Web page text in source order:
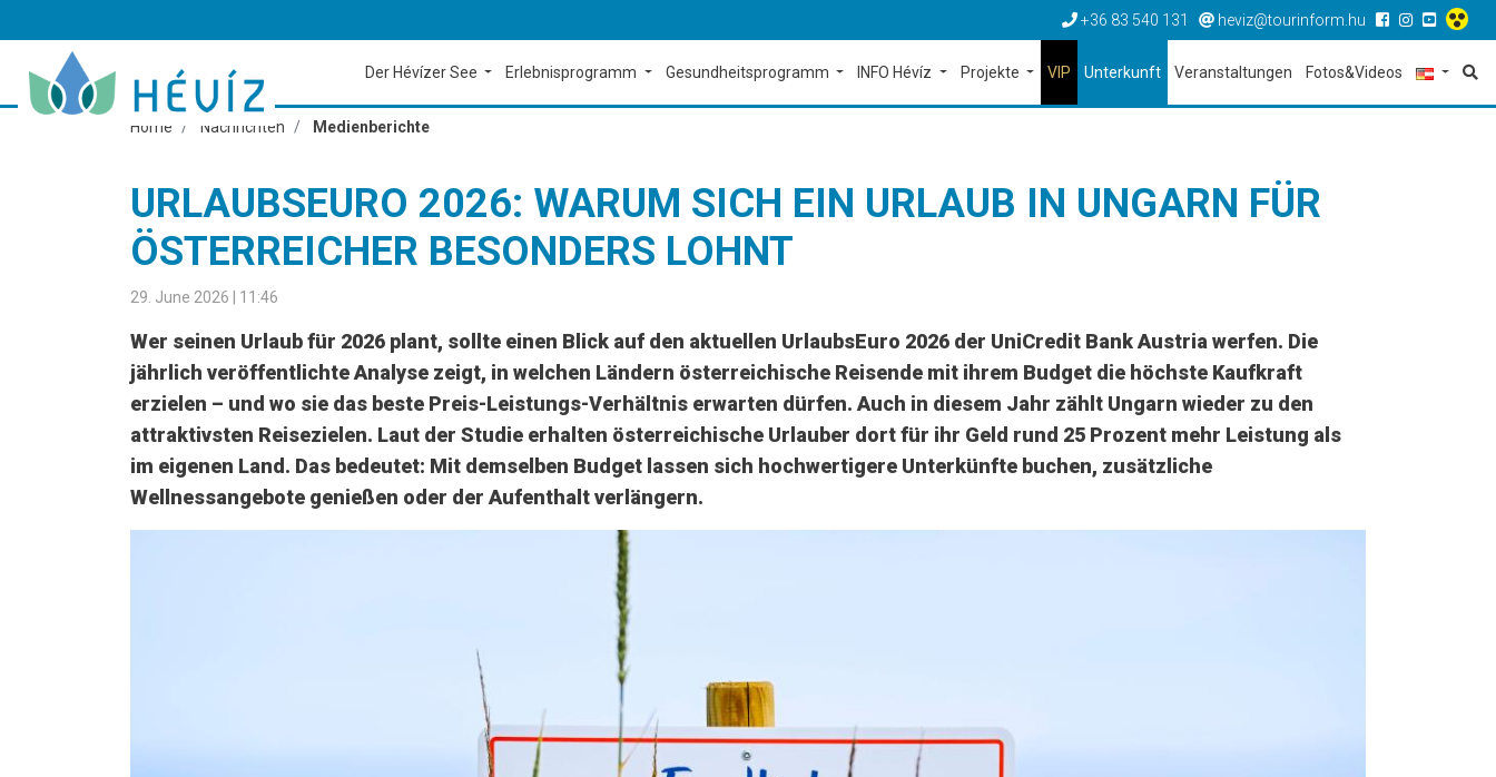
+36 83 540 131 heviz@tourinform.hu
Der Hévízer See Erlebnisprogramm Gesundheitsprogramm INFO Hévíz Projekte VIP Unterkunft Veranstaltungen Fotos&Videos
Home Nachrichten Medienberichte
URLAUBSEURO 2026: WARUM SICH EIN URLAUB IN UNGARN FÜR
ÖSTERREICHER BESONDERS LOHNT
29. June 2026 | 11:46
Wer seinen Urlaub für 2026 plant, sollte einen Blick auf den aktuellen UrlaubsEuro 2026 der UniCredit Bank Austria werfen. Die
jährlich veröffentlichte Analyse zeigt, in welchen Ländern österreichische Reisende mit ihrem Budget die höchste Kaufkraft
erzielen – und wo sie das beste Preis-Leistungs-Verhältnis erwarten dürfen. Auch in diesem Jahr zählt Ungarn wieder zu den
attraktivsten Reisezielen. Laut der Studie erhalten österreichische Urlauber dort für ihr Geld rund 25 Prozent mehr Leistung als
im eigenen Land. Das bedeutet: Mit demselben Budget lassen sich hochwertigere Unterkünfte buchen, zusätzliche
Wellnessangebote genießen oder der Aufenthalt verlängern.